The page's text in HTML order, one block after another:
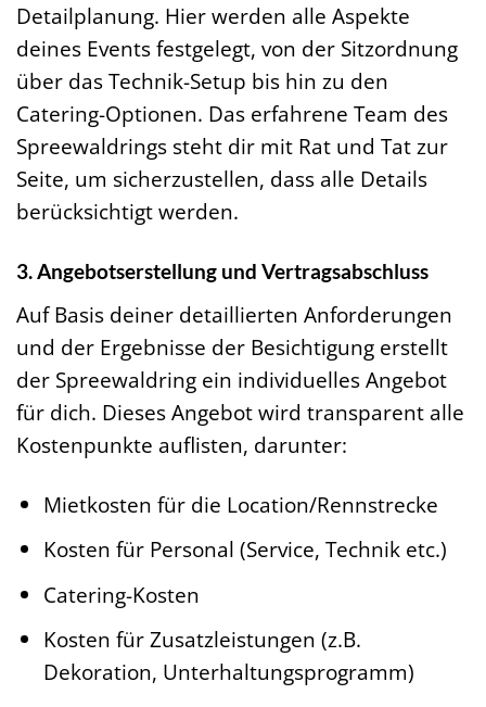
Detailplanung. Hier werden alle Aspekte
deines Events festgelegt, von der Sitzordnung
über das Technik-Setup bis hin zu den
Catering-Optionen. Das erfahrene Team des
Spreewaldrings steht dir mit Rat und Tat zur
Seite, um sicherzustellen, dass alle Details
berücksichtigt werden.
3. Angebotserstellung und Vertragsabschluss
Auf Basis deiner detaillierten Anforderungen
und der Ergebnisse der Besichtigung erstellt
der Spreewaldring ein individuelles Angebot
für dich. Dieses Angebot wird transparent alle
Kostenpunkte auflisten, darunter:
Mietkosten für die Location/Rennstrecke
Kosten für Personal (Service, Technik etc.)
Catering-Kosten
Kosten für Zusatzleistungen (z.B.
Dekoration, Unterhaltungsprogramm)